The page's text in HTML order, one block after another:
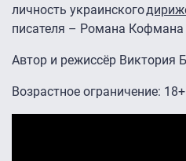
личность украинского
писателя – Романа Кофмана
Автор и режиссёр Виктория
Возрастное ограничение: 18+